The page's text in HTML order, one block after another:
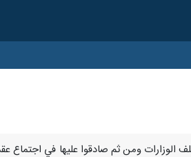
أعضاء المجلس الاقتصادي بالجمهورية الاسلامية الايرانية 11 طلبا من مختلف الوزارات ومن